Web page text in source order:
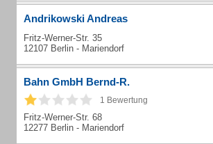
Andrikowski Andreas
Fritz-Werner-Str. 35
12107 Berlin - Mariendorf
Bahn GmbH Bernd-R.
1 Bewertung
Fritz-Werner-Str. 68
12277 Berlin - Mariendorf